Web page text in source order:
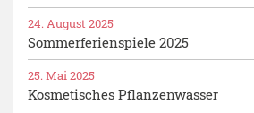
Sommerferienspiele 2025
24. August 2025
Kosmetisches Pflanzenwasser
25. Mai 2025